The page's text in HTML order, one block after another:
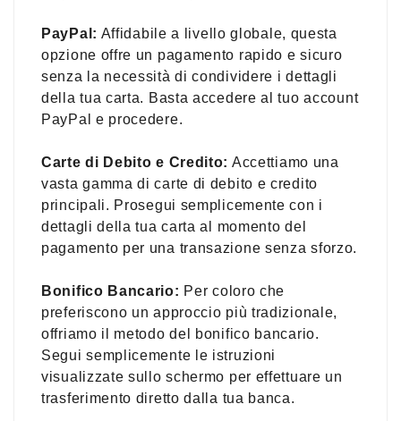
PayPal: Affidabile a livello globale, questa
opzione offre un pagamento rapido e sicuro
senza la necessità di condividere i dettagli
della tua carta. Basta accedere al tuo account
PayPal e procedere.
Carte di Debito e Credito: Accettiamo una
vasta gamma di carte di debito e credito
principali. Prosegui semplicemente con i
dettagli della tua carta al momento del
pagamento per una transazione senza sforzo.
Bonifico Bancario: Per coloro che
preferiscono un approccio più tradizionale,
offriamo il metodo del bonifico bancario.
Segui semplicemente le istruzioni
visualizzate sullo schermo per effettuare un
trasferimento diretto dalla tua banca.